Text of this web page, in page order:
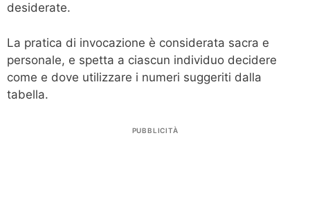
desiderate.
La pratica di invocazione è considerata sacra e
personale, e spetta a ciascun individuo decidere
come e dove utilizzare i numeri suggeriti dalla
tabella.
PUBBLICITÀ